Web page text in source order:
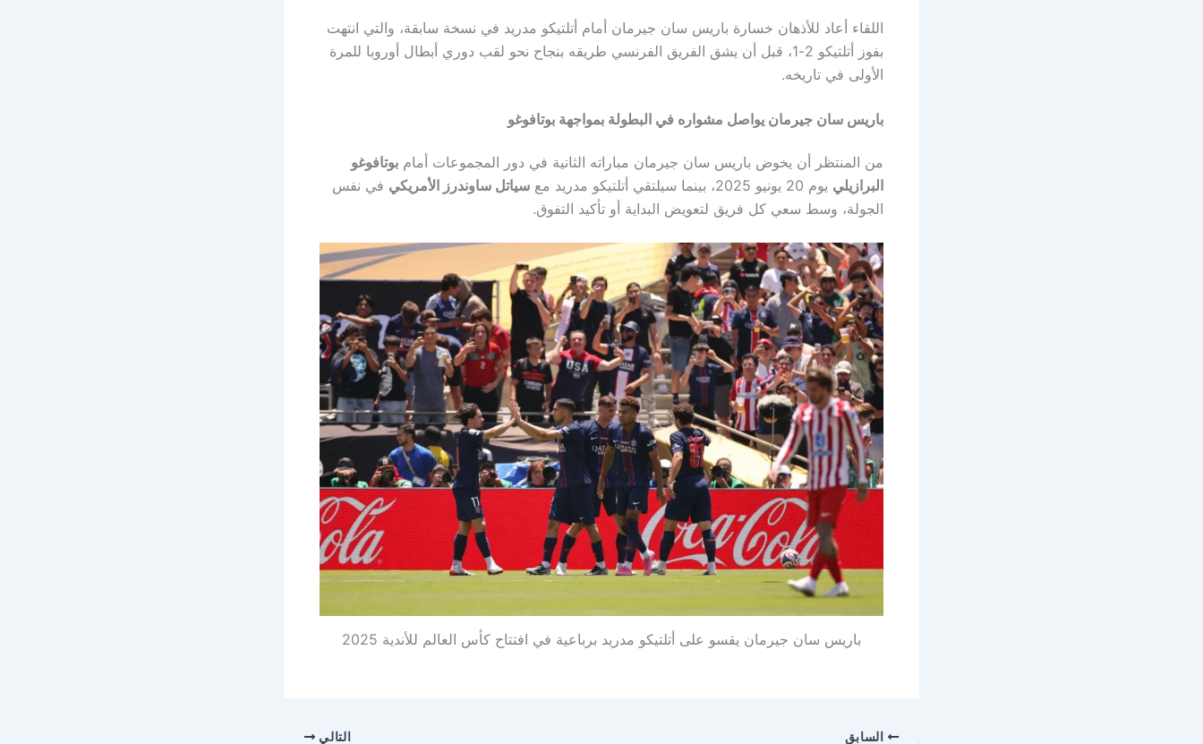
اللقاء أعاد للأذهان خسارة باريس سان جيرمان أمام أتلتيكو مدريد في نسخة سابقة، والتي انتهت
بفوز أتلتيكو 2-1، قبل أن يشق الفريق الفرنسي طريقه بنجاح نحو لقب دوري أبطال أوروبا للمرة
الأولى في تاريخه.
باريس سان جيرمان يواصل مشواره في البطولة بمواجهة بوتافوغو
من المنتظر أن يخوض باريس سان جيرمان مباراته الثانية في دور المجموعات أمام بوتافوغو
البرازيلي يوم 20 يونيو 2025، بينما سيلتقي أتلتيكو مدريد مع سياتل ساوندرز الأمريكي في نفس
الجولة، وسط سعي كل فريق لتعويض البداية أو تأكيد التفوق.
باريس سان جيرمان يقسو على أتلتيكو مدريد برباعية في افتتاح كأس العالم للأندية 2025
السابق التالي